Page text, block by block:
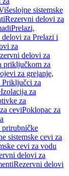
sistemske
Rezervni delovi za
Prelazi,
za Prelazi i
za
delovi za
priključkom za
za grejanje,
Priključci za
Izolacija za
za
ceviPoklopac za
sistemske cevi za
cevi za vodu
delovi za
Rezervni delovi